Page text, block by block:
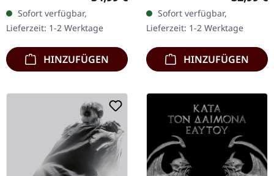
Gatefold-Cover mit
Goldfolie, leinenartiger
Laminierung…
Sofort verfügbar,
Lieferzeit: 1-2 Werktage
HINZUFÜGEN
Vinyl im Gatefold-Cover.
Zwölf Jahre nach seiner…
Sofort verfügbar,
Lieferzeit: 1-2 Werktage
HINZUFÜGEN